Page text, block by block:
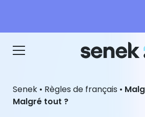
Senek • Règles de français •
Malgré tout ?